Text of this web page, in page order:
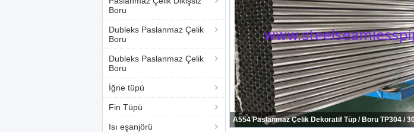
Boru
Dubleks Paslanmaz Çelik
Boru
Dubleks Paslanmaz Çelik
Boru
İğne tüpü
Fin Tüpü
Isı eşanjörü